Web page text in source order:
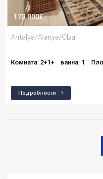
170.000€
Antalya/Alanya/Oba
Комната: 2+1+ ванна: 1
Подробности